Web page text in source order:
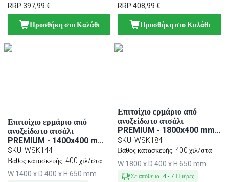
RRP 397,99 €
Προσθήκη στο Καλάθι
RRP408,99 €
Προσθήκη στο Καλάθι
Επιτοίχιο ερμάριο από
ανοξείδωτο ατσάλι
PREMIUM - 1400x400 mm -
με συρόμενες πόρτες - 650
mm ύψος
SKU: WSK144
Βάθος κατασκευής: 400 χιλ/στά
W 1400 x D 400 x H 650 mm
Επιτοίχιο ερμάριο από
ανοξείδωτο ατσάλι
PREMIUM - 1800x400 mm -
με συρόμενες πόρτες - 650
mm ύψος
SKU:WSK184
Βάθος κατασκευής: 400 χιλ/στά
W 1800 x D 400 x H 650 mm
Σε απόθεμα: 4-7 Ημέρες